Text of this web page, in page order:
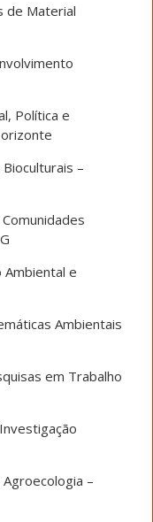
de Material
Política e
–
Ambiental e
Ambientais
em Trabalho
–